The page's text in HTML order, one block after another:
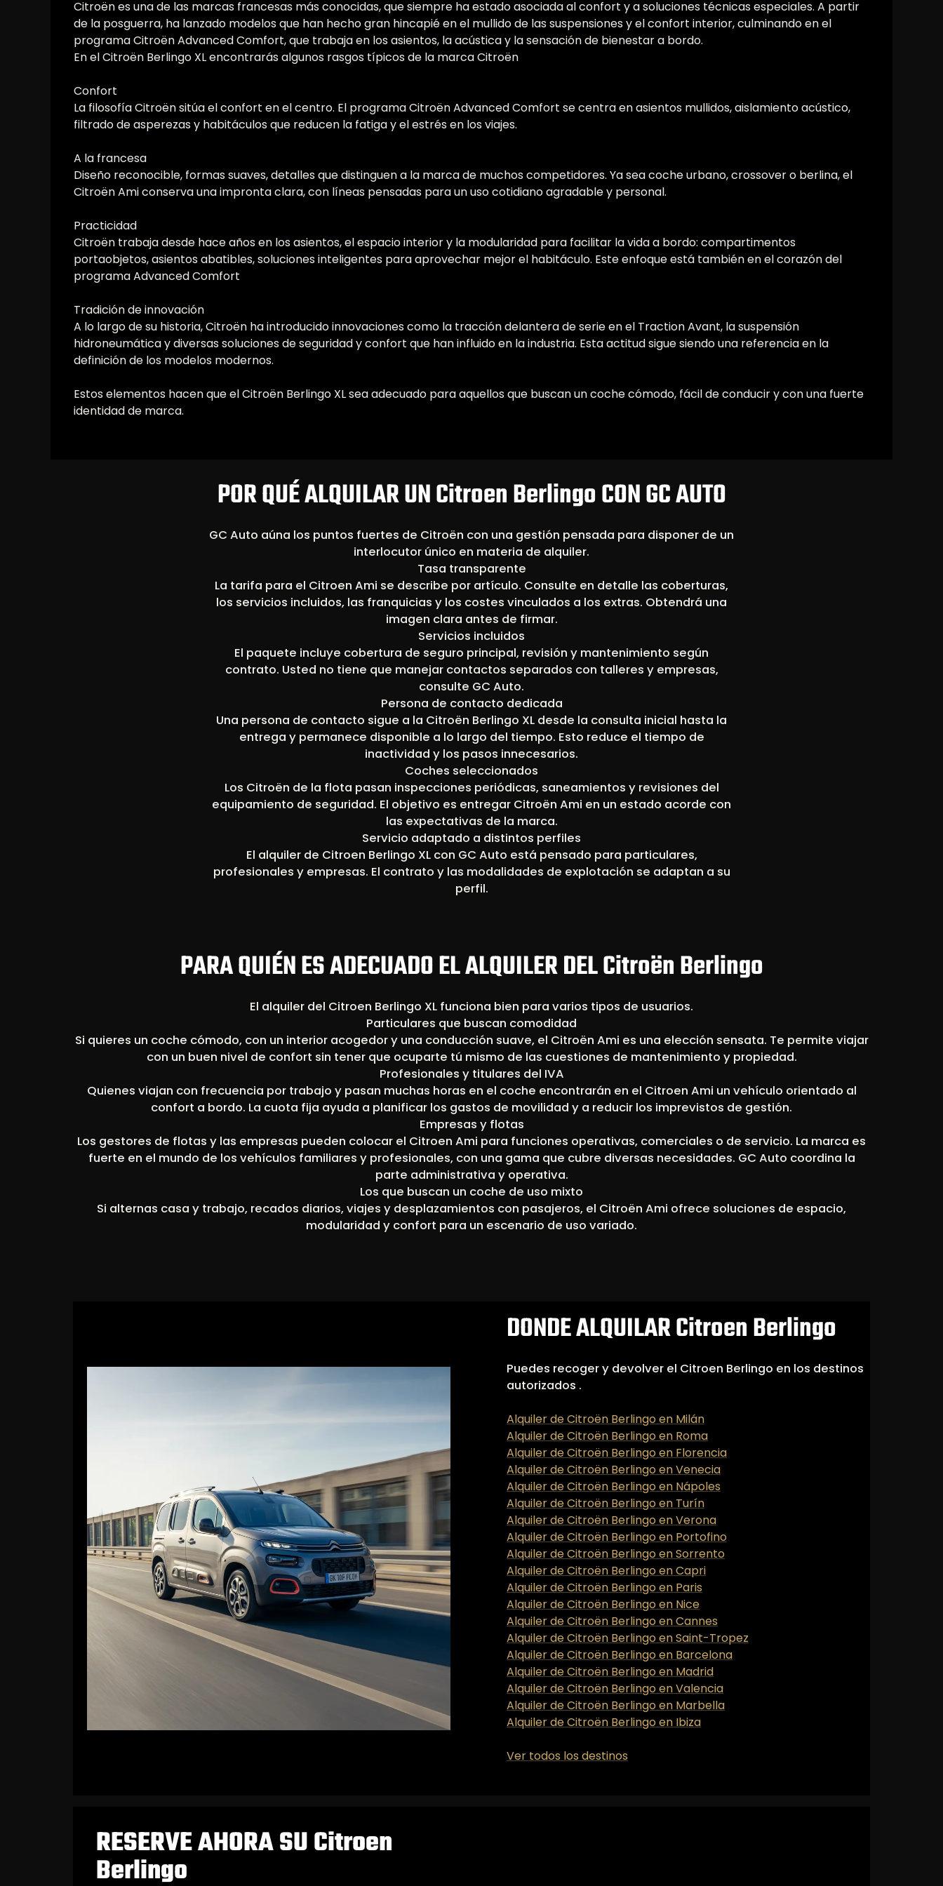
Citroën es una de las marcas francesas más conocidas, que siempre ha estado asociada al confort y a soluciones técnicas especiales. A partir
de la posguerra, ha lanzado modelos que han hecho gran hincapié en el mullido de las suspensiones y el confort interior, culminando en el
programa Citroën Advanced Comfort, que trabaja en los asientos, la acústica y la sensación de bienestar a bordo.
En el Citroën Berlingo XL encontrarás algunos rasgos típicos de la marca Citroën
Confort
La filosofía Citroën sitúa el confort en el centro. El programa Citroën Advanced Comfort se centra en asientos mullidos, aislamiento acústico,
filtrado de asperezas y habitáculos que reducen la fatiga y el estrés en los viajes.
A la francesa
Diseño reconocible, formas suaves, detalles que distinguen a la marca de muchos competidores. Ya sea coche urbano, crossover o berlina, el
Citroën Ami conserva una impronta clara, con líneas pensadas para un uso cotidiano agradable y personal.
Practicidad
Citroën trabaja desde hace años en los asientos, el espacio interior y la modularidad para facilitar la vida a bordo: compartimentos
portaobjetos, asientos abatibles, soluciones inteligentes para aprovechar mejor el habitáculo. Este enfoque está también en el corazón del
programa Advanced Comfort
Tradición de innovación
A lo largo de su historia, Citroën ha introducido innovaciones como la tracción delantera de serie en el Traction Avant, la suspensión
hidroneumática y diversas soluciones de seguridad y confort que han influido en la industria. Esta actitud sigue siendo una referencia en la
definición de los modelos modernos.
Estos elementos hacen que el Citroën Berlingo XL sea adecuado para aquellos que buscan un coche cómodo, fácil de conducir y con una fuerte
identidad de marca.
POR QUÉ ALQUILAR UN Citroen Berlingo CON GC AUTO
GC Auto aúna los puntos fuertes de Citroën con una gestión pensada para disponer de un
interlocutor único en materia de alquiler.
Tasa transparente
La tarifa para el Citroen Ami se describe por artículo. Consulte en detalle las coberturas,
los servicios incluidos, las franquicias y los costes vinculados a los extras. Obtendrá una
imagen clara antes de firmar.
Servicios incluidos
El paquete incluye cobertura de seguro principal, revisión y mantenimiento según
contrato. Usted no tiene que manejar contactos separados con talleres y empresas,
consulte GC Auto.
Persona de contacto dedicada
Una persona de contacto sigue a la Citroën Berlingo XL desde la consulta inicial hasta la
entrega y permanece disponible a lo largo del tiempo. Esto reduce el tiempo de
inactividad y los pasos innecesarios.
Coches seleccionados
Los Citroën de la flota pasan inspecciones periódicas, saneamientos y revisiones del
equipamiento de seguridad. El objetivo es entregar Citroën Ami en un estado acorde con
las expectativas de la marca.
Servicio adaptado a distintos perfiles
El alquiler de Citroen Berlingo XL con GC Auto está pensado para particulares,
profesionales y empresas. El contrato y las modalidades de explotación se adaptan a su
perfil.
PARA QUIÉN ES ADECUADO EL ALQUILER DEL Citroën Berlingo
El alquiler del Citroen Berlingo XL funciona bien para varios tipos de usuarios.
Particulares que buscan comodidad
Si quieres un coche cómodo, con un interior acogedor y una conducción suave, el Citroën Ami es una elección sensata. Te permite viajar
con un buen nivel de confort sin tener que ocuparte tú mismo de las cuestiones de mantenimiento y propiedad.
Profesionales y titulares del IVA
Quienes viajan con frecuencia por trabajo y pasan muchas horas en el coche encontrarán en el Citroen Ami un vehículo orientado al
confort a bordo. La cuota fija ayuda a planificar los gastos de movilidad y a reducir los imprevistos de gestión.
Empresas y flotas
Los gestores de flotas y las empresas pueden colocar el Citroen Ami para funciones operativas, comerciales o de servicio. La marca es
fuerte en el mundo de los vehículos familiares y profesionales, con una gama que cubre diversas necesidades. GC Auto coordina la
parte administrativa y operativa.
Los que buscan un coche de uso mixto
Si alternas casa y trabajo, recados diarios, viajes y desplazamientos con pasajeros, el Citroën Ami ofrece soluciones de espacio,
modularidad y confort para un escenario de uso variado.
DONDE ALQUILAR Citroen Berlingo
Puedes recoger y devolver el Citroen Berlingo en los destinos
autorizados .
Alquiler de Citroën Berlingo en Milán
Alquiler de Citroën Berlingo en Roma
Alquiler de Citroën Berlingo en Florencia
Alquiler de Citroën Berlingo en Venecia
Alquiler de Citroën Berlingo en Nápoles
Alquiler de Citroën Berlingo en Turín
Alquiler de Citroën Berlingo en Verona
Alquiler de Citroën Berlingo en Portofino
Alquiler de Citroën Berlingo en Sorrento
Alquiler de Citroën Berlingo en Capri
Alquiler de Citroën Berlingo en Paris
Alquiler de Citroën Berlingo en Nice
Alquiler de Citroën Berlingo en Cannes
Alquiler de Citroën Berlingo en Saint-Tropez
Alquiler de Citroën Berlingo en Barcelona
Alquiler de Citroën Berlingo en Madrid
Alquiler de Citroën Berlingo en Valencia
Alquiler de Citroën Berlingo en Marbella
Alquiler de Citroën Berlingo en Ibiza
Ver todos los destinos
RESERVE AHORA SU Citroen
Berlingo